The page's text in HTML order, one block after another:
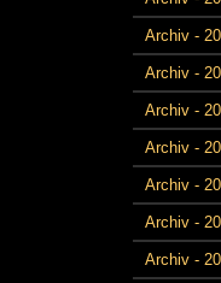
Archiv -
Archiv -
Archiv -
Archiv -
Archiv -
Archiv -
Archiv -